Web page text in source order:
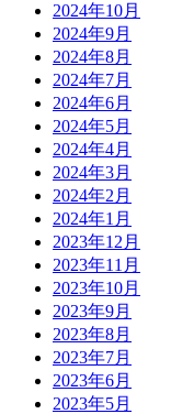
2024年10月
2024年9月
2024年8月
2024年7月
2024年6月
2024年5月
2024年4月
2024年3月
2024年2月
2024年1月
2023年12月
2023年11月
2023年10月
2023年9月
2023年8月
2023年7月
2023年6月
2023年5月